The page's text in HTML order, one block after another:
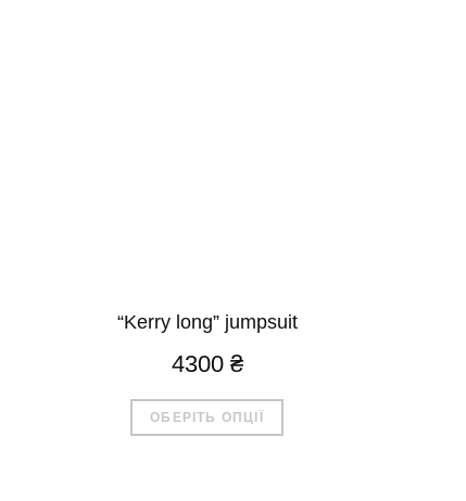
“Kerry long” jumpsuit
4300 ₴
ОБЕРІТЬ ОПЦІЇ
Цей